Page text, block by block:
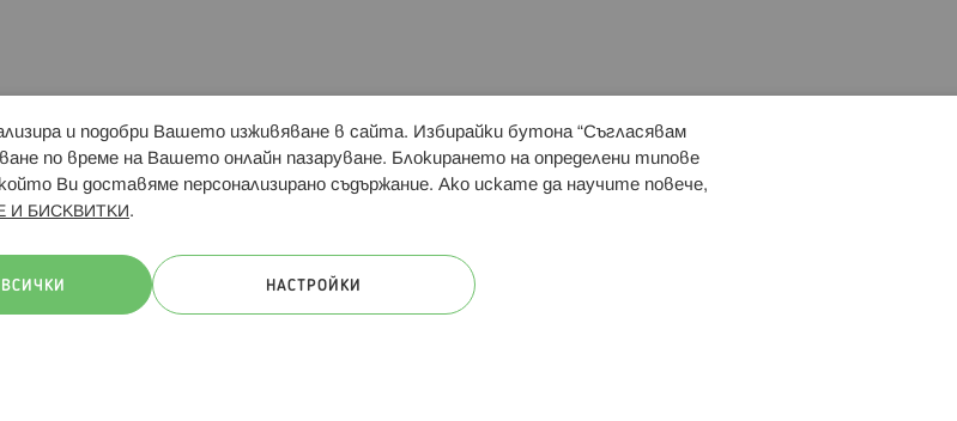
сайтове: Hippoland.ro Последвайте ни:
и подобри Вашето изживяване в сайта. Избирайки бутона “Съгласявам
по време на Вашето онлайн пазаруване. Блокирането на определени типове
Ви доставяме персонализирано съдържание. Ако искате да научите повече,
И БИСКВИТКИ .
НАСТРОЙКИ